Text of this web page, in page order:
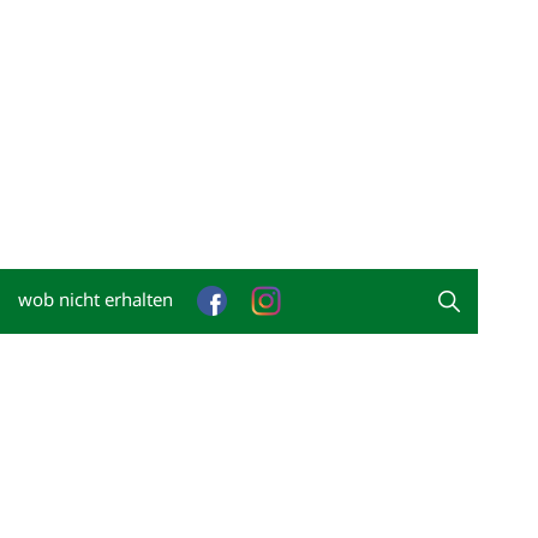
wob nicht erhalten